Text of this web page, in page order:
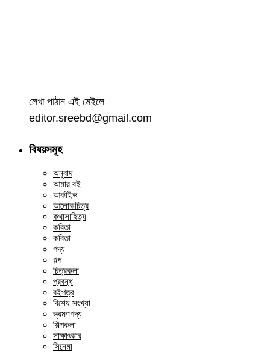
লেখা পাঠান এই মেইলে
editor.sreebd@gmail.com
বিষয়সমূহ
অনুবাদ
আমার বই
আর্কাইভ
আলোকচিত্র
কথাসাহিত্য
কবিতা
কবিতা
গদ্য
গল্প
চিত্রকলা
প্রবন্ধ
বইপত্র
বিশেষ সংখ্যা
ভ্রমণগদ্য
শিল্পকলা
সাক্ষাৎকার
সিনেমা